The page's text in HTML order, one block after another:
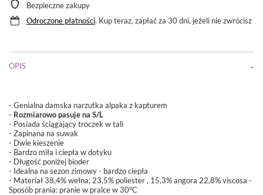
Bezpieczne zakupy
Odroczone płatności. Kup teraz, zapłać za 30 dni, jeżeli nie zwrócisz
OPIS
- Genialna damska narzutka alpaka z kapturem
- Rozmiarowo pasuje na S/L
- Posiada ściągający troczek w tali
- Zapinana na suwak
- Dwie kieszenie
- Bardzo miła i ciepła w dotyku
- Długość poniżej bioder
- Idealna na sezon zimowy - bardzo ciepła
- Materiał 38,4% wełna, 23,5% poliester , 15,3% angora 22,8% viscosa -
Sposób prania: pranie w pralce w 30°C